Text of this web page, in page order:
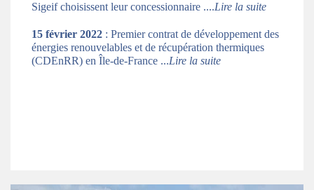
Sigeif choisissent leur concessionnaire ....Lire la suite
15 février 2022 : Premier contrat de développement des
énergies renouvelables et de récupération thermiques
(CDEnRR) en Île-de-France ...Lire la suite